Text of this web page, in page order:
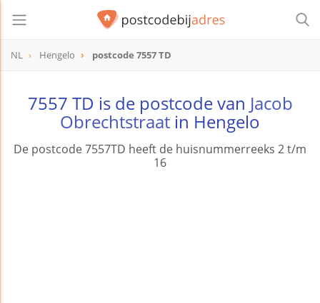
NL Hengelo postcode 7557 TD
7557 TD is de postcode van Jacob
Obrechtstraat in Hengelo
De postcode 7557TD heeft de huisnummerreeks 2 t/m
16